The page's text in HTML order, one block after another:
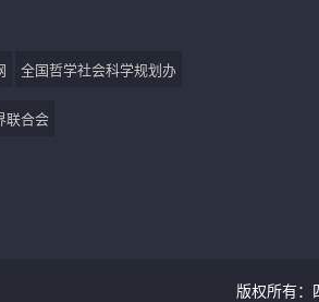
全国哲学社会科学规划办
联合会
版权所有：